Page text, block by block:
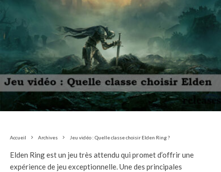
Accueil Archives Jeu vidéo : Quelle classe choisir Elden Ring ?
Elden Ring est un jeu très attendu qui promet d’offrir une
expérience de jeu exceptionnelle. Une des principales